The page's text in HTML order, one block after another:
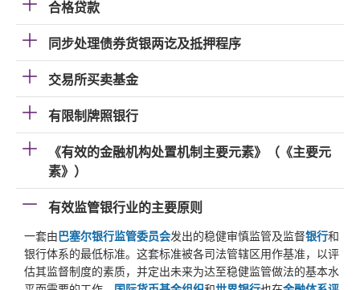
合格贷款
同步处理债券货银两讫及抵押程序
交易所买卖基金
有限制牌照银行
《有效的金融机构处置机制主要元素》（《主要元
素》）
有效监管银行业的主要原则
一套由 巴塞尔银行监管委员会发出的稳健审慎监管及监督银行和
银行体系的最低标准。这套标准被各司法管辖区用作基准，以评
估其监督制度的素质，并定出未来为达至稳健监管做法的基本水